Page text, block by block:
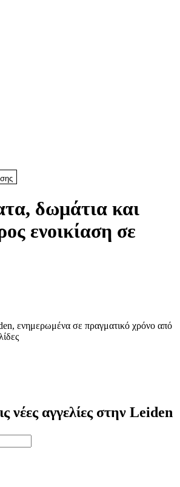
δωμάτια και
ενοικίαση σε
ενημερωμένα σε πραγματικό χρόνο από
νέες αγγελίες στην Leiden